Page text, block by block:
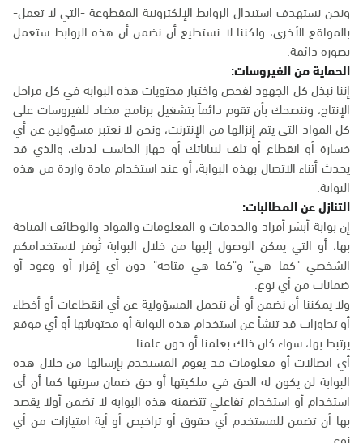
ونحن نستهدف استبدال الروابط الإلكترونية المقطوعة -التي لا تعمل-
بالمواقع الأخرى، ولكننا لا نستطيع أن نضمن أن هذه الروابط ستعمل
بصورة دائمة.
الحماية من الفيروسات:
إننا نبذل كل الجهود لفحص واختبار محتويات هذه البوابة في كل مراحل
الإنتاج، وننصحك بأن تقوم دائماً بتشغيل برنامج مضاد للفيروسات على
كل المواد التي يتم إنزالها من الإنترنت، ونحن لا نعتبر مسؤولين عن أي
خسارة أو انقطاع أو تلف لبياناتك أو جهاز الحاسب لديك، والذي قد
يحدث أثناء الاتصال بهذه البوابة، أو عند استخدام مادة واردة من هذه
البوابة.
التنازل عن المطالبات:
إن بوابة أبشر أفراد والخدمات و المعلومات والمواد والوظائف المتاحة
بها، أو التي يمكن الوصول إليها من خلال البوابة تُوفر لاستخدامكم
الشخصي "كما هي" و"كما هي متاحة" دون أي إقرار أو وعود أو
ضمانات من أي نوع.
ولا يمكننا أن نضمن أو أن نتحمل المسؤولية عن أي انقطاعات أو أخطاء
أو تجاوزات قد تنشأ عن استخدام هذه البوابة أو محتوياتها أو أي موقع
يرتبط بها، سواء كان ذلك بعلمنا أو دون علمنا.
أي اتصالات أو معلومات قد يقوم المستخدم بإرسالها من خلال هذه
البوابة لن يكون له الحق في ملكيتها أو حق ضمان سريتها كما أن أي
استخدام أو استخدام تفاعلي تتضمنه هذه البوابة لا تضمن أولا يقصد
بها أن تضمن للمستخدم أي حقوق أو تراخيص أو أية امتيازات من أي
نوع.